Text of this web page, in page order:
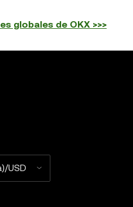
globales de OKX >>>
USD